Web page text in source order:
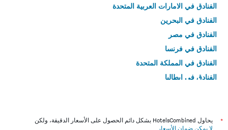
الفنادق في الامارات العربية المتحدة
الفنادق في البحرين
الفنادق في مصر
الفنادق في فرنسا
الفنادق في المملكة المتحدة
الفنادق في إيطاليا
*
يحاول HotelsCombined بشكل دائم الحصول على الأسعار الدقيقة، ولكن
لا يمكن ضمان الأسعار